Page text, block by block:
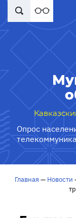
Опрос
Главная — Новости